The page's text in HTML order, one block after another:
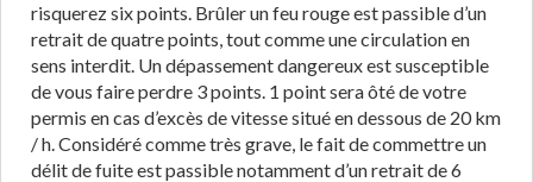
risquerez six points. Brûler un feu rouge est passible d’un
retrait de quatre points, tout comme une circulation en
sens interdit. Un dépassement dangereux est susceptible
de vous faire perdre 3 points. 1 point sera ôté de votre
permis en cas d’excès de vitesse situé en dessous de 20 km
/ h. Considéré comme très grave, le fait de commettre un
délit de fuite est passible notamment d’un retrait de 6